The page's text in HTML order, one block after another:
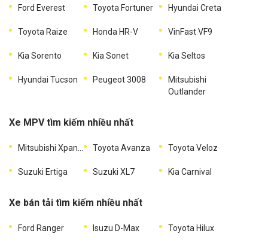
Ford Everest Toyota Fortuner Hyundai Creta
Toyota Raize Honda HR-V VinFast VF9
Kia Sorento Kia Sonet Kia Seltos
Hyundai Tucson Peugeot 3008
Mitsubishi
Outlander
Xe MPV tìm kiếm nhiều nhất
Toyota Avanza Toyota Veloz
Suzuki Ertiga Suzuki XL7 Kia Carnival
Xe bán tải tìm kiếm nhiều nhất
Ford Ranger Isuzu D-Max Toyota Hilux